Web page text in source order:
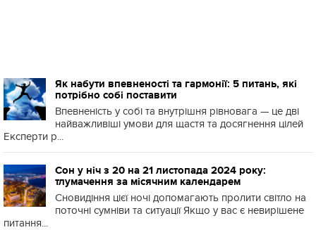
Як набути впевненості та гармонії: 5 питань, які
потрібно собі поставити
Впевненість у собі та внутрішня рівновага — це дві
найважливіші умови для щастя та досягнення цілей
Експерти р...
Сон у ніч з 20 на 21 листопада 2024 року:
тлумачення за місячним календарем
Сновидіння цієї ночі допомагають пролити світло на
поточні сумніви та ситуації Якщо у вас є невирішене
питання...